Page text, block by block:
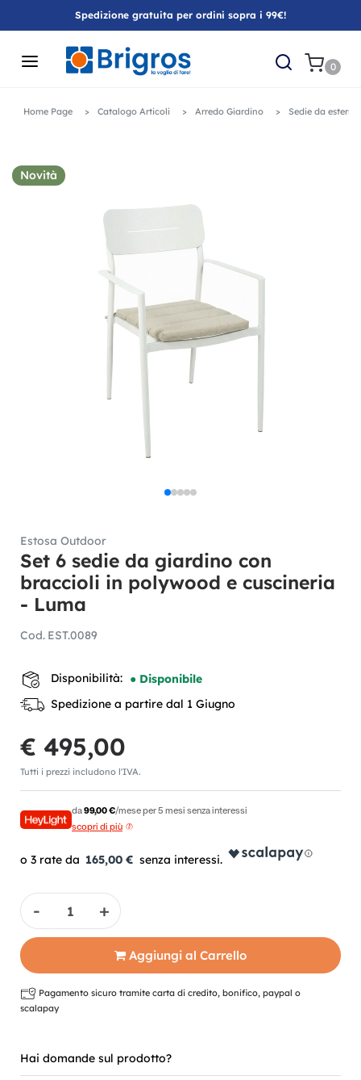
Spedizione gratuita per ordini sopra i 99€!
0
Home Page Catalogo Articoli Arredo Giardino Sedie da esterno
Novità
Estosa Outdoor
Set 6 sedie da giardino con
braccioli in polywood e cuscineria
- Luma
Cod. EST.0089
Disponibilità: ● Disponibile
Spedizione a partire dal 1 Giugno
€ 495,00
Tutti i prezzi includono l'IVA.
da99,00 €/mese per 5 mesi senza interessi
scopri di più
165,00 €
Quantità
Aggiungi al Carrello
Pagamento sicuro tramite carta di credito, bonifico, paypal o
scalapay
Hai domande sul prodotto?